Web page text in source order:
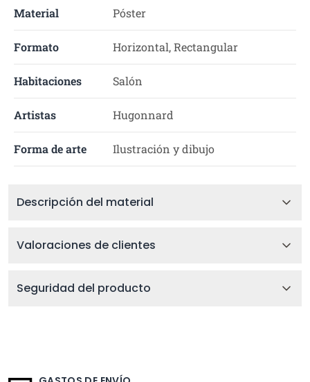
Material Póster
Formato Horizontal, Rectangular
Habitaciones Salón
Artistas Hugonnard
Forma de arte Ilustración y dibujo
Descripción del material
Valoraciones de clientes
Seguridad del producto